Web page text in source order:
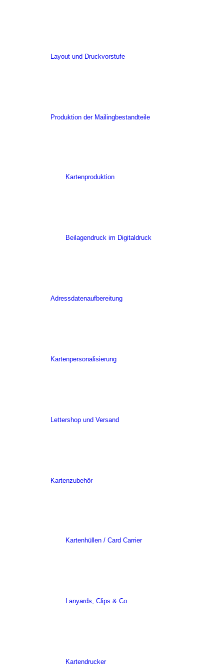
Layout und Druckvorstufe
Produktion der Mailingbestandteile
Kartenproduktion
Beilagendruck im Digitaldruck
Adressdatenaufbereitung
Kartenpersonalisierung
Lettershop und Versand
Kartenzubehör
Kartenhüllen / Card Carrier
Lanyards, Clips & Co.
Kartendrucker